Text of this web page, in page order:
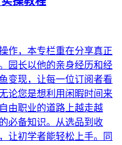
作，本专栏重在分享真正
园长以他的亲身经历和经
变现，让每一位订阅者看
论您是想利用闲暇时间来
由职业的道路上越走越
必备知识。从选品到收
让初学者能轻松上手。同